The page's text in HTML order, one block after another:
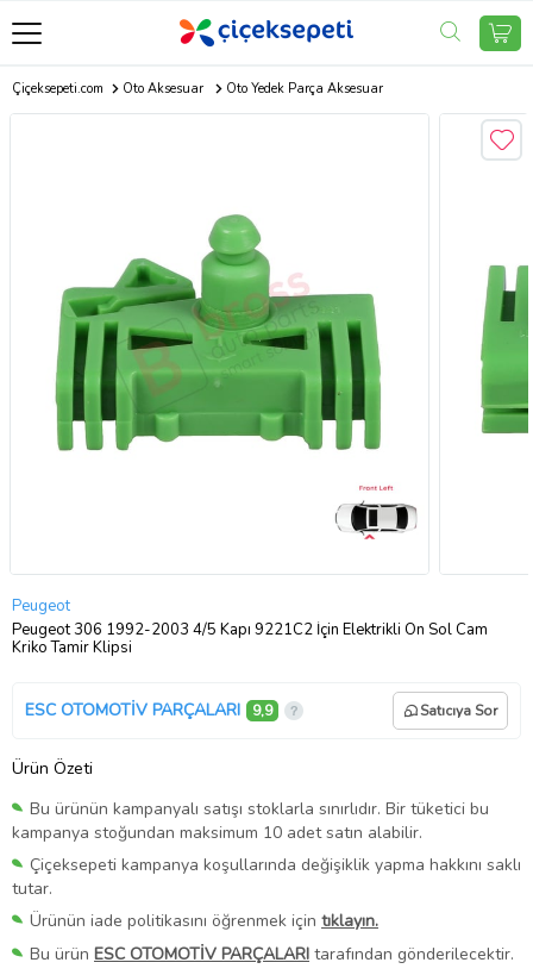
Çiçeksepeti.com Oto Aksesuar Oto Yedek Parça Aksesuar
Peugeot
Peugeot 306 1992-2003 4/5 Kapı 9221C2 İçin Elektrikli Ön Sol Cam
Kriko Tamir Klipsi
ESC OTOMOTİV PARÇALARI 9,9 Satıcıya Sor
Ürün Özeti
Bu ürünün kampanyalı satışı stoklarla sınırlıdır. Bir tüketici bu
kampanya stoğundan maksimum 10 adet satın alabilir.
Çiçeksepeti kampanya koşullarında değişiklik yapma hakkını saklı
tutar.
Ürünün iade politikasını öğrenmek için tıklayın.
Bu ürün ESC OTOMOTİV PARÇALARI tarafından gönderilecektir.